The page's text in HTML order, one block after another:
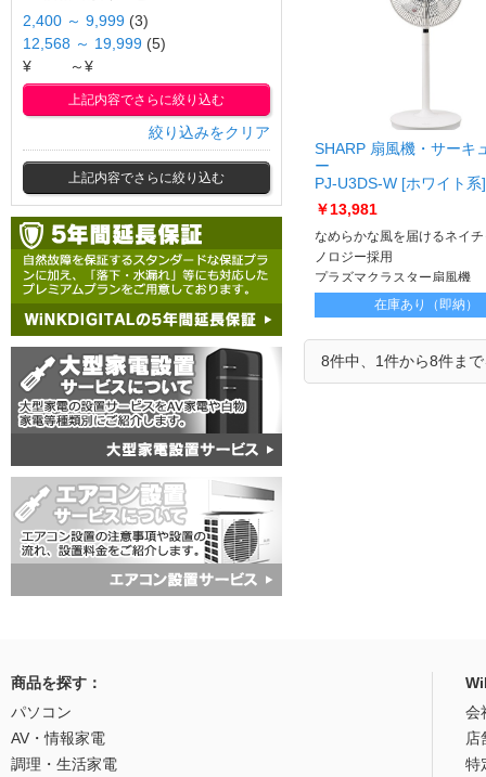
SHARP 扇風機・サーキ
ー
PJ-U3DS-W [ホワイト系
U3DS-W
￥13,981
なめらかな風を届けるネイ
ノロジー採用
プラズマクラスター扇風機
在庫あり（即納）
8件中、1件から8件ま
2,400 ～ 9,999 (3)
12,568 ～ 19,999 (5)
¥
～¥
上記内容でさらに絞り込む
絞り込みをクリア
上記内容でさらに絞り込む
商品を探す：
パソコン
AV・情報家電
調理・生活家電
会
店
特